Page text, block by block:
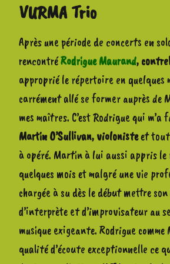
VURMA Trio
Après une période de concerts en
rencontréRodrigue Maurand,
approprié le répertoire en quelques
carrément allé se former auprès de
mes maîtres. C’est Rodrigue qui
Martin O’Sullivan, violonisteet tout
à opéré. Martin à lui aussi appris
quelques mois et malgré une vie
chargée à su dès le début mettre
d’interprète et d’improvisateur au
musique exigeante. Rodrigue
qualité d’écoute exceptionnelle ce